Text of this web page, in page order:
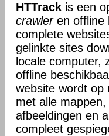
HTTrack is een
crawleren offline
complete
gelinkte sites
locale computer,
offline
website wordt op
met alle
afbeeldingen en
compleet